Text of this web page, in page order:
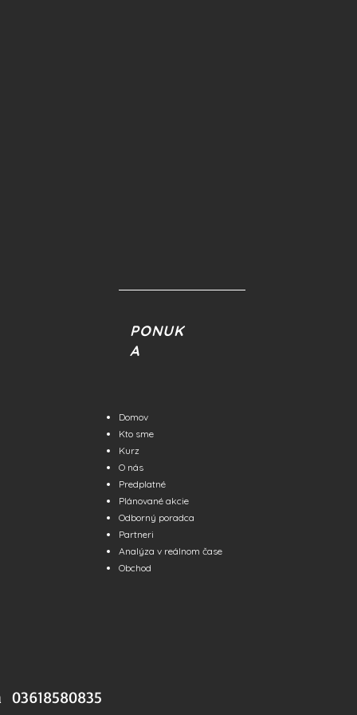
PONUK
A
Domov
Kto sme
Kurz
O nás
Predplatné
Plánované akcie
Odborný poradca
Partneri
Analýza v reálnom čase
Obchod
03618580835